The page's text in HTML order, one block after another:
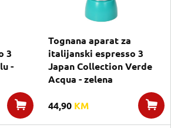
3
-
Tognana aparat za
italijanski espresso 3
Japan Collection Verde
Acqua - zelena
44,90 KM